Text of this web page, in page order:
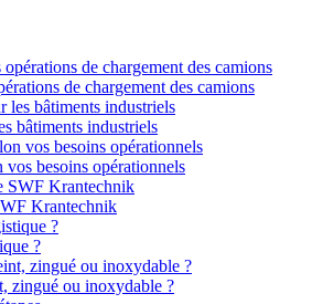
de chargement des camions
bâtiments industriels
besoins opérationnels
Krantechnik
?
zingué ou inoxydable ?